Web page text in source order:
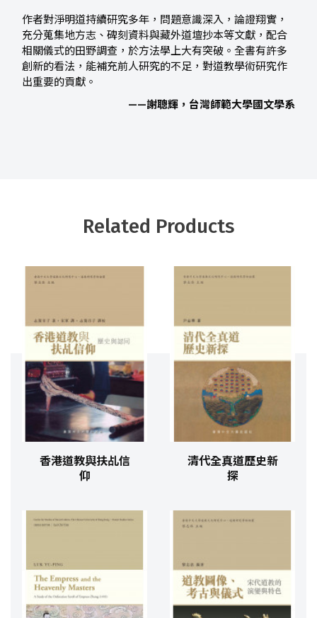
作者對淨明道持續研究多年，問題意識深入，論證翔實，
充分蒐集地方志、碑刻資料與藏外道壇抄本等文獻，配合
相關儀式的田野調查，於方法學上大有突破。全書有許多
創新的看法，能補充前人研究的不足，對道教學術研究作
出重要的貢獻。
——謝聰輝，台灣師範大學國文學系
Related Products
香港道教與扶乩信
仰
清代全真道歷史新
探